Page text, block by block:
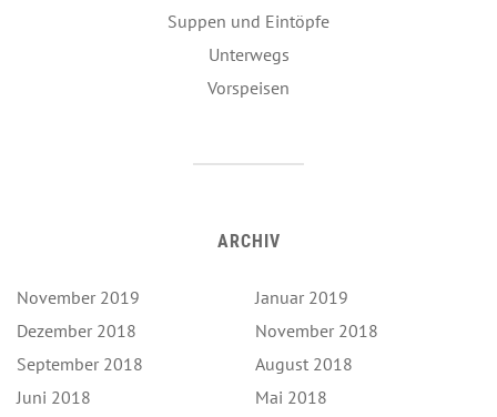
Suppen und Eintöpfe
Unterwegs
Vorspeisen
ARCHIV
November 2019
Januar 2019
Dezember 2018
November 2018
September 2018
August 2018
Juni 2018
Mai 2018